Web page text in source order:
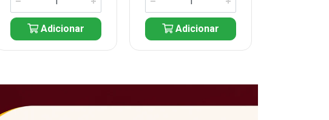
Adicionar Adicionar